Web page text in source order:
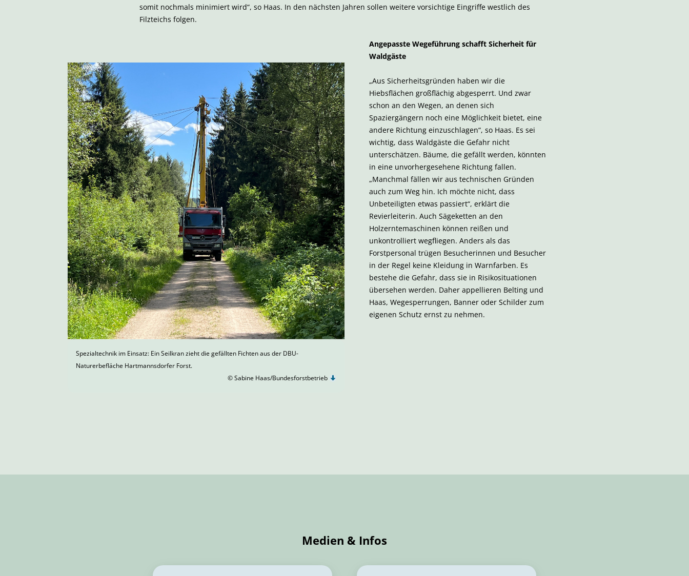
somit nochmals minimiert wird“, so Haas. In den nächsten Jahren sollen weitere vorsichtige Eingriffe westlich des
Filzteichs folgen.
Spezialtechnik im Einsatz: Ein Seilkran zieht die gefällten Fichten aus der DBU-
Naturerbefläche Hartmannsdorfer Forst.
© Sabine Haas/Bundesforstbetrieb
Angepasste Wegeführung schafft Sicherheit für
Waldgäste
„Aus Sicherheitsgründen haben wir die
Hiebsflächen großflächig abgesperrt. Und zwar
schon an den Wegen, an denen sich
Spaziergängern noch eine Möglichkeit bietet, eine
andere Richtung einzuschlagen“, so Haas. Es sei
wichtig, dass Waldgäste die Gefahr nicht
unterschätzen. Bäume, die gefällt werden, könnten
in eine unvorhergesehene Richtung fallen.
„Manchmal fällen wir aus technischen Gründen
auch zum Weg hin. Ich möchte nicht, dass
Unbeteiligten etwas passiert“, erklärt die
Revierleiterin. Auch Sägeketten an den
Holzerntemaschinen können reißen und
unkontrolliert wegfliegen. Anders als das
Forstpersonal trügen Besucherinnen und Besucher
in der Regel keine Kleidung in Warnfarben. Es
bestehe die Gefahr, dass sie in Risikosituationen
übersehen werden. Daher appellieren Belting und
Haas, Wegesperrungen, Banner oder Schilder zum
eigenen Schutz ernst zu nehmen.
Medien & Infos